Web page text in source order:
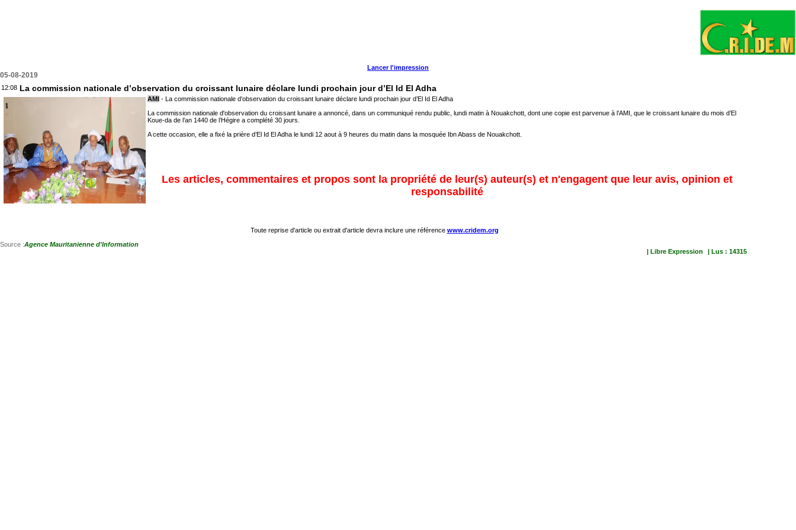
Lancer l'impression
05-08-2019
12:08 La commission nationale d’observation du croissant lunaire déclare lundi prochain jour d’El Id El Adha
AMI
- La commission nationale d’observation du croissant lunaire déclare lundi prochain jour d’El Id El Adha
La commission nationale d'observation du croissant lunaire a annoncé, dans un communiqué rendu public, lundi matin à Nouakchott, dont une copie est parvenue à l’AMI, que le croissant lunaire du mois d’El
Koue-da de l’an 1440 de l’Hégire a complété 30 jours.
A cette occasion, elle a fixé la prière d’El Id El Adha le lundi 12 aout à 9 heures du matin dans la mosquée Ibn Abass de Nouakchott.
Les articles, commentaires et propos sont la propriété de leur(s) auteur(s) et n'engagent que leur avis, opinion et
responsabilité
Toute reprise d'article ou extrait d'article devra inclure une référence www.cridem.org
Source :Agence Mauritanienne d'Information
| Libre Expression
| Lus : 14315